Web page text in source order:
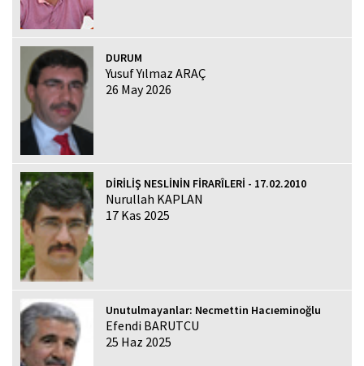
DURUM
Yusuf Yılmaz ARAÇ
26 May 2026
DİRİLİŞ NESLİNİN FİRARÎLERİ - 17.02.2010
Nurullah KAPLAN
17 Kas 2025
Unutulmayanlar: Necmettin Hacıeminoğlu
Efendi BARUTCU
25 Haz 2025